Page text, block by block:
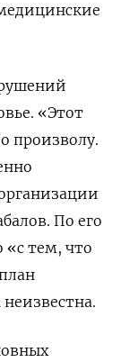
«Этот
произволу.
По его
тем, что